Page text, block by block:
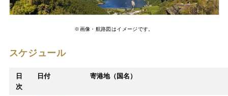
※画像・航路図はイメージです。
スケジュール
日
次
日付 寄港地（国名）